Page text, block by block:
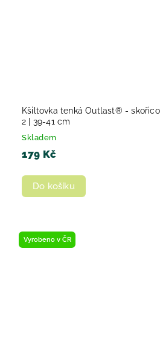
Kšiltovka tenká Outlast® -
2 | 39-41 cm
Skladem
179 Kč
Do košíku
Vyrobeno v ČR